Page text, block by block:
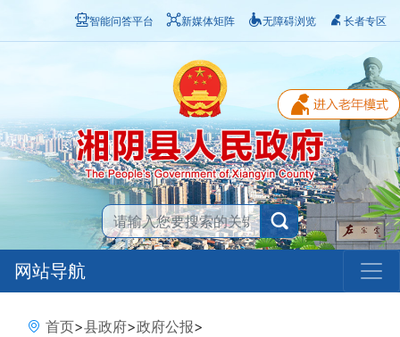
智能问答平台 新媒体矩阵 无障碍浏览 长者专区
网站导航
首页>县政府>政府公报>